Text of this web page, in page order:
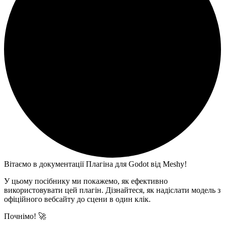
Вітаємо в документації Плагіна для Godot від Meshy!
У цьому посібнику ми покажемо, як ефективно
використовувати цей плагін. Дізнайтеся, як надіслати модель з
офіційного вебсайту до сцени в один клік.
Почнімо! 🚀